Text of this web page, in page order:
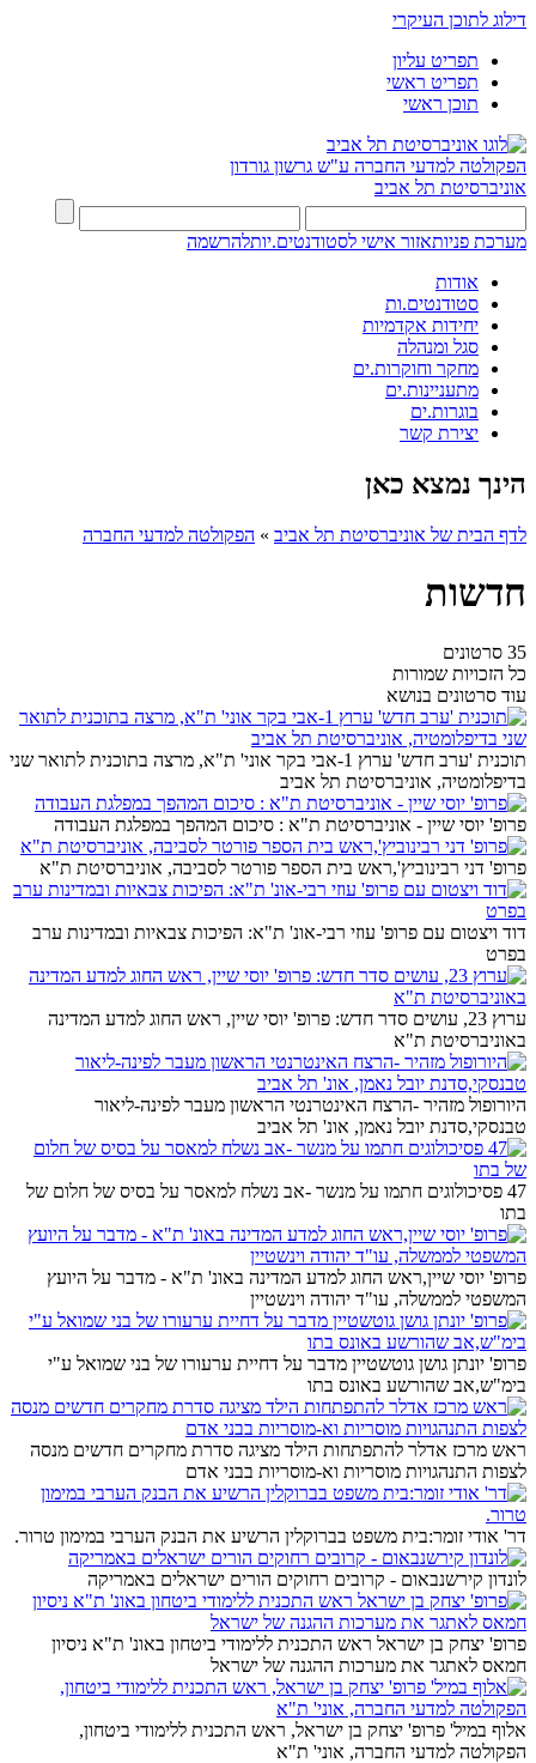
דילוג לתוכן העיקרי
תפריט עליון
תפריט ראשי
תוכן ראשי
הפקולטה למדעי החברה ע"ש גרשון גורדון
אוניברסיטת תל אביב
מערכת פניותאזור אישי לסטודנטים.יותלהרשמה
אודות
סטודנטים.ות
יחידות אקדמיות
סגל ומנהלה
מחקר וחוקרות.ים
מתעניינות.ים
בוגרות.ים
יצירת קשר
הינך נמצא כאן
לדף הבית של אוניברסיטת תל אביב » הפקולטה למדעי החברה
חדשות
35 סרטונים
כל הזכויות שמורות
עוד סרטונים בנושא
תוכנית 'ערב חדש' ערוץ 1-אבי בקר אוני' ת"א, מרצה בתוכנית לתואר שני
בדיפלומטיה, אוניברסיטת תל אביב
פרופ' יוסי שיין - אוניברסיטת ת"א : סיכום המהפך במפלגת העבודה
פרופ' דני רבינוביץ',ראש בית הספר פורטר לסביבה, אוניברסיטת ת"א
דוד ויצטום עם פרופ' עוזי רבי-אונ' ת"א: הפיכות צבאיות ובמדינות ערב
בפרט
ערוץ 23, עושים סדר חדש: פרופ' יוסי שיין, ראש החוג למדע המדינה
באוניברסיטת ת"א
היורופול מזהיר -הרצח האינטרנטי הראשון מעבר לפינה-ליאור
טבנסקי,סדנת יובל נאמן, אונ' תל אביב
47 פסיכולוגים חתמו על מנשר -אב נשלח למאסר על בסיס של חלום של
בתו
פרופ' יוסי שיין,ראש החוג למדע המדינה באונ' ת"א - מדבר על היועץ
המשפטי לממשלה, עו"ד יהודה וינשטיין
פרופ' יונתן גושן גוטשטיין מדבר על דחיית ערעורו של בני שמואל ע"י
בימ"ש,אב שהורשע באונס בתו
ראש מרכז אדלר להתפתחות הילד מציגה סדרת מחקרים חדשים מנסה
לצפות התנהגויות מוסריות וא-מוסריות בבני אדם
דר' אודי זומר:בית משפט בברוקלין הרשיע את הבנק הערבי במימון טרור.
לונדון קירשנבאום - קרובים רחוקים הורים ישראלים באמריקה
פרופ' יצחק בן ישראל ראש התכנית ללימודי ביטחון באונ' ת"א ניסיון
חמאס לאתגר את מערכות ההגנה של ישראל
אלוף במיל' פרופ' יצחק בן ישראל, ראש התכנית ללימודי ביטחון,
הפקולטה למדעי החברה, אוני' ת"א